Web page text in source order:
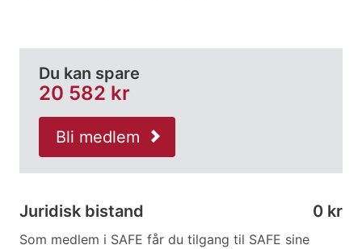
Du kan spare
20 582 kr
Bli medlem
Juridisk bistand 0 kr
Som medlem i SAFE får du tilgang til SAFE sine